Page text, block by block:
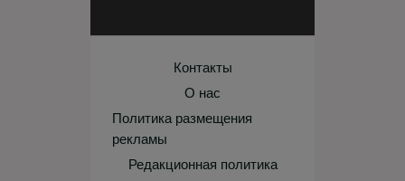
Контакты
О нас
Политика размещения
рекламы
Редакционная политика